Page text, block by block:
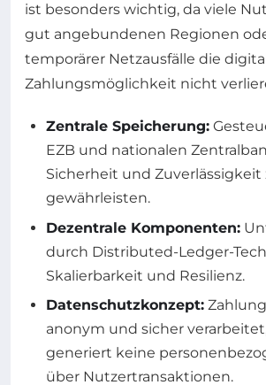
ist besonders wichtig, da viele
gut angebundenen Regionen
temporärer Netzausfälle die
Zahlungsmöglichkeit nicht
Zentrale Speicherung:
EZB und nationalen
Sicherheit und Zuverlässigkeit
gewährleisten.
Dezentrale Komponenten:
durch Distributed-Ledger-
Skalierbarkeit und Resilienz.
Datenschutzkonzept:
anonym und sicher
generiert keine
über Nutzertransaktionen.